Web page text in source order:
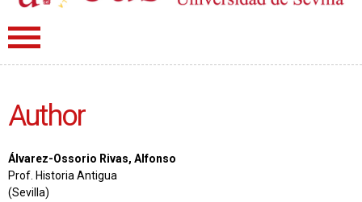
Author
Álvarez-Ossorio Rivas, Alfonso
Prof. Historia Antigua
(Sevilla)